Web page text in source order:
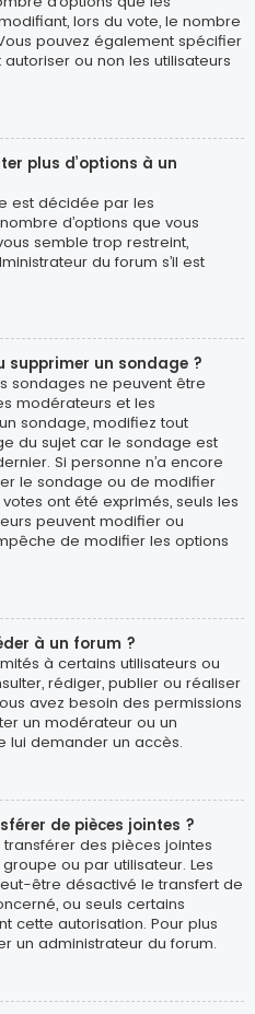
lors du vote, le nombre
pouvez également spécifier
ou non les utilisateurs
plus d’options à un
est décidée par les
d’options que vous
semble trop restreint,
du forum s’il est
supprimer un sondage ?
sondages ne peuvent être
modérateurs et les
sondage, modifiez tout
du sujet car le sondage est
Si personne n’a encore
le sondage ou de modifier
ont été exprimés, seuls les
peuvent modifier ou
de modifier les options
à un forum ?
à certains utilisateurs ou
rédiger, publier ou réaliser
avez besoin des permissions
un modérateur ou un
lui demander un accès.
de pièces jointes ?
des pièces jointes
ou par utilisateur. Les
être désactivé le transfert de
ou seuls certains
cette autorisation. Pour plus
un administrateur du forum.